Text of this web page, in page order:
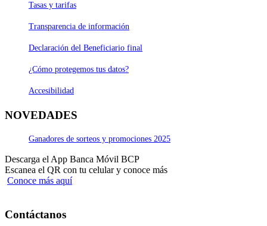
Tasas y tarifas
Transparencia de información
Declaración del Beneficiario final
¿Cómo protegemos tus datos?
Accesibilidad
NOVEDADES
Ganadores de sorteos y promociones 2025
Descarga el App Banca Móvil BCP
Escanea el QR con tu celular y conoce más
Conoce más aquí
Contáctanos